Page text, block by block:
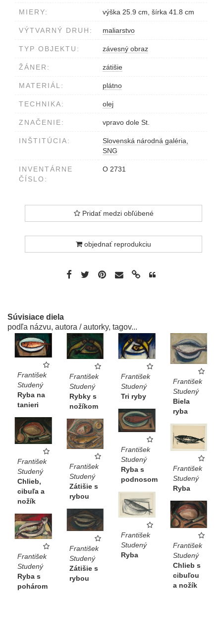
MIERY: výška 25.9 cm, šírka 41.8 cm
VÝTVARNÝ DRUH: maliarstvo
TYP OBJEKTU: závesný obraz
ŽÁNER: zátišie
MATERIÁL: plátno
TECHNIKA: olej
ZNAČENIE: vpravo dole St.
INŠTITÚCIA:
Slovenská národná galéria,
SNG
INVENTÁRNE
ČÍSLO:
O 2731
Pridať medzi obľúbené
objednať reprodukciu
Súvisiace diela
podľa názvu, autora / autorky, tagov...
František
Studený
Ryba na
tanieri
František
Studený
Rybky s
nožíkom
František
Studený
Tri ryby
František
Studený
Biela
ryba
František
Studený
Ryba s
podnosom
František
Studený
Chlieb,
cibuľa a
nožík
František
Studený
Zátišie s
rybou
František
Studený
Ryba
František
Studený
Ryba
František
Studený
Chlieb s
cibuľou
a nožík
František
Studený
Zátišie s
rybou
František
Studený
Ryba s
pohárom